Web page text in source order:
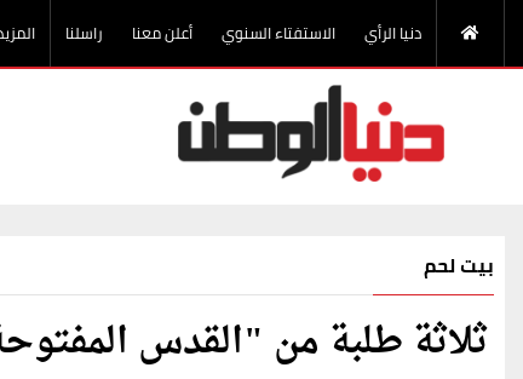
دنيا الرأي الاستفتاء السنوي أعلن معنا راسلنا
بيت لحم
ثلاثة طلبة من "القدس